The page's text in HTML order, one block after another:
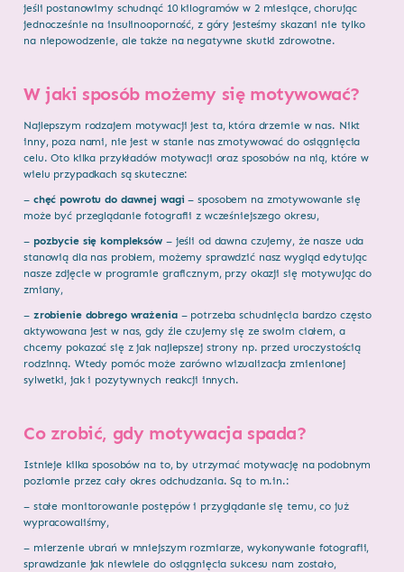
jeśli postanowimy schudnąć 10 kilogramów w 2 miesiące, chorując
jednocześnie na insulinooporność, z góry jesteśmy skazani nie tylko
na niepowodzenie, ale także na negatywne skutki zdrowotne.
W jaki sposób możemy się motywować?
Najlepszym rodzajem motywacji jest ta, która drzemie w nas. Nikt
inny, poza nami, nie jest w stanie nas zmotywować do osiągnięcia
celu. Oto kilka przykładów motywacji oraz sposobów na nią, które w
wielu przypadkach są skuteczne:
– chęć powrotu do dawnej wagi – sposobem na zmotywowanie się
może być przeglądanie fotografii z wcześniejszego okresu,
– pozbycie się kompleksów – jeśli od dawna czujemy, że nasze uda
stanowią dla nas problem, możemy sprawdzić nasz wygląd edytując
nasze zdjęcie w programie graficznym, przy okazji się motywując do
zmiany,
– zrobienie dobrego wrażenia– potrzeba schudnięcia bardzo często
aktywowana jest w nas, gdy źle czujemy się ze swoim ciałem, a
chcemy pokazać się z jak najlepszej strony np. przed uroczystością
rodzinną. Wtedy pomóc może zarówno wizualizacja zmienionej
sylwetki, jak i pozytywnych reakcji innych.
Co zrobić, gdy motywacja spada?
Istnieje kilka sposobów na to, by utrzymać motywację na podobnym
poziomie przez cały okres odchudzania. Są to m.in.:
– stałe monitorowanie postępów i przyglądanie się temu, co już
wypracowaliśmy,
– mierzenie ubrań w mniejszym rozmiarze, wykonywanie fotografii,
sprawdzanie jak niewiele do osiągnięcia sukcesu nam zostało,